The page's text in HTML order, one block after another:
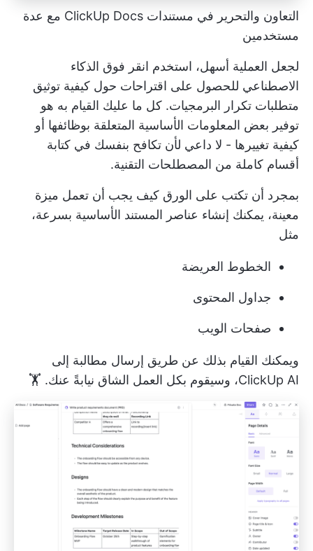
التعاون والتحرير في مستندات ClickUp Docs مع عدة
مستخدمين
لجعل العملية أسهل، استخدم انقر فوق الذكاء
الاصطناعي للحصول على اقتراحات حول كيفية توثيق
متطلبات تكرار البرمجيات. كل ما عليك القيام به هو
توفير بعض المعلومات الأساسية المتعلقة بوظائفها أو
كيفية تغييرها - لا داعي لأن تكافح بنفسك في كتابة
أقسام كاملة من المصطلحات التقنية.
بمجرد أن تكتب على الورق كيف يجب أن تعمل ميزة
معينة، يمكنك إنشاء عناصر المستند الأساسية بسرعة،
مثل
الخطوط العريضة
جداول المحتوى
صفحات الويب
ويمكنك القيام بذلك عن طريق إرسال مطالبة إلى
ClickUp AI، وسيقوم بكل العمل الشاق نيابةً عنك. 🏋️